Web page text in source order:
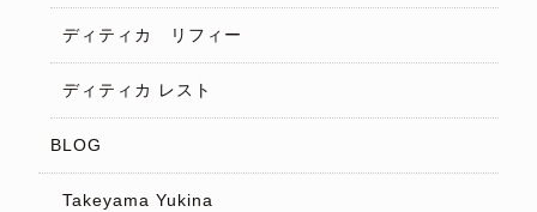
ディティカ リフィー
ディティカ レスト
BLOG
Takeyama Yukina